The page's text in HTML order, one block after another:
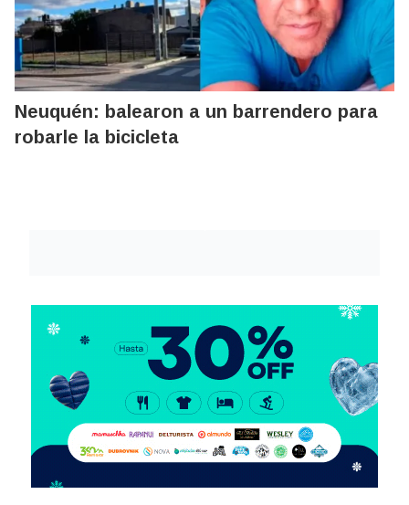
Neuquén: balearon a un barrendero para
robarle la bicicleta